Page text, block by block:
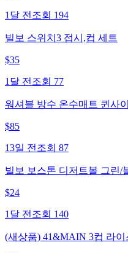
1달 전 조회 194
빌보 스위치3 접시,컵 세트
$35
1달 전 조회 77
워셔블 방수 온수매트 퀸사
$85
13일 전 조회 87
빌보 보스톤 디저트볼 그린/
$24
1달 전 조회 140
(새상품) 41&MAIN 3컵 라이